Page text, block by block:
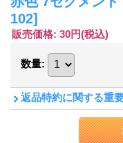
102]
販売価格: 30円(税込)
数量:
返品特約に関する重